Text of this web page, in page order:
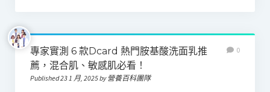
專家實測 6 款Dcard 熱門胺基酸洗面乳推
薦，混合肌、敏感肌必看！
Published 23 1 月, 2025 by 營養百科團隊
0